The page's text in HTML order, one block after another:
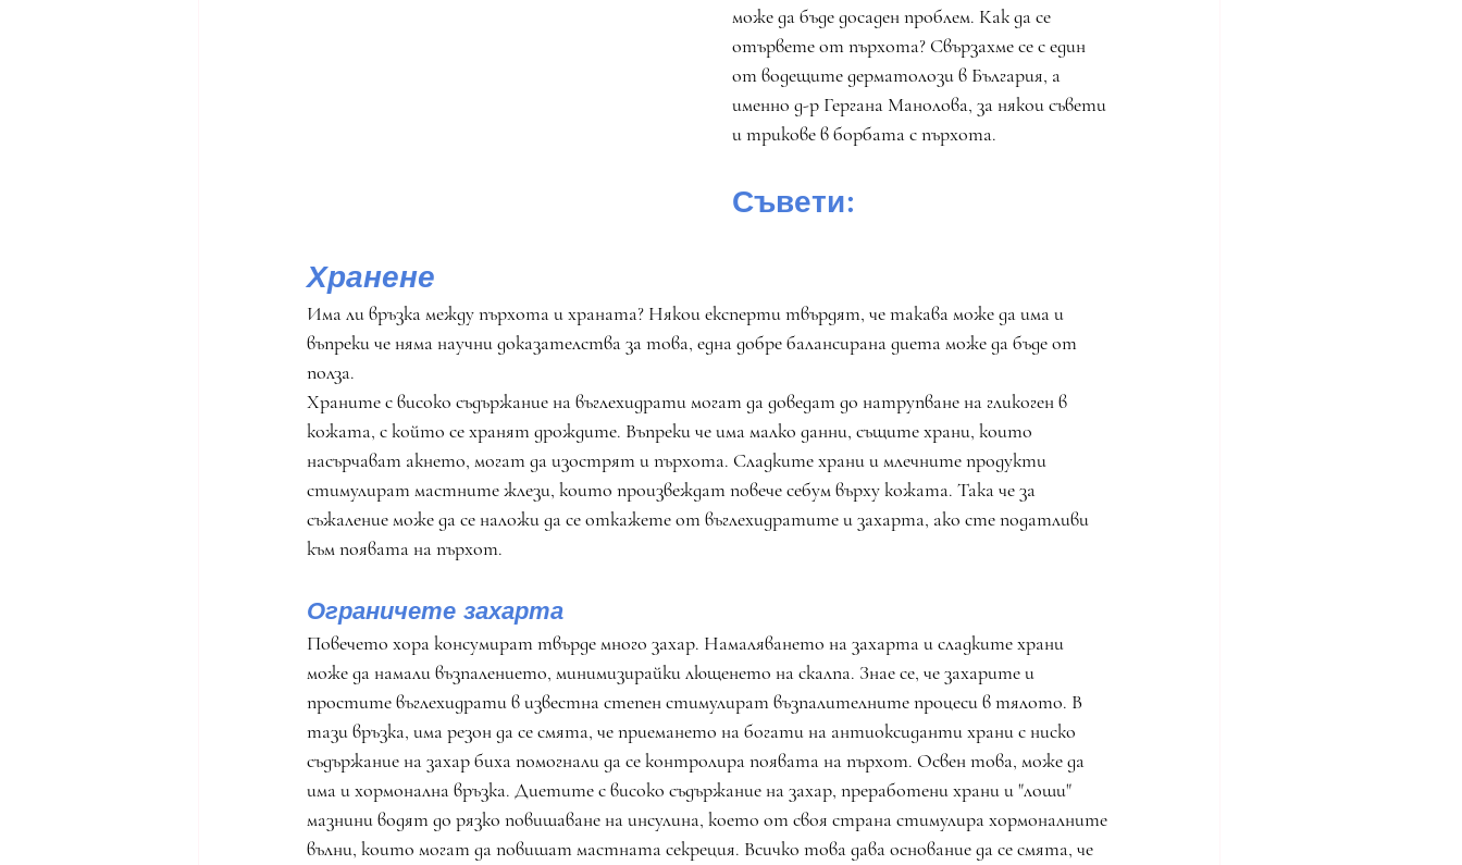
може да бъде досаден проблем. Как да се
отървете от пърхота? Свързахме се с един
от водещите дерматолози в България, а
именно д-р Гергана Манолова, за някои съвети
и трикове в борбата с пърхота.
Съвети:
Хранене
Има ли връзка между пърхота и храната? Някои експерти твърдят, че такава може да има и
въпреки че няма научни доказателства за това, една добре балансирана диета може да бъде от
полза.
Храните с високо съдържание на въглехидрати могат да доведат до натрупване на гликоген в
кожата, с който се хранят дрождите. Въпреки че има малко данни, същите храни, които
насърчават акнето, могат да изострят и пърхота. Сладките храни и млечните продукти
стимулират мастните жлези, които произвеждат повече себум върху кожата. Така че за
съжаление може да се наложи да се откажете от въглехидратите и захарта, ако сте податливи
към появата на пърхот.
Ограничете захарта
Повечето хора консумират твърде много захар. Намаляването на захарта и сладките храни
може да намали възпалението, минимизирайки лющенето на скалпа. Знае се, че захарите и
простите въглехидрати в известна степен стимулират възпалителните процеси в тялото. В
тази връзка, има резон да се смята, че приемането на богати на антиоксиданти храни с ниско
съдържание на захар биха помогнали да се контролира появата на пърхот. Освен това, може да
има и хормонална връзка. Диетите с високо съдържание на захар, преработени храни и "лоши"
мазнини водят до рязко повишаване на инсулина, което от своя страна стимулира хормоналните
вълни, които могат да повишат мастната секреция. Всичко това дава основание да се смята, че